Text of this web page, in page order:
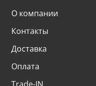
О компании
Контакты
Доставка
Оплата